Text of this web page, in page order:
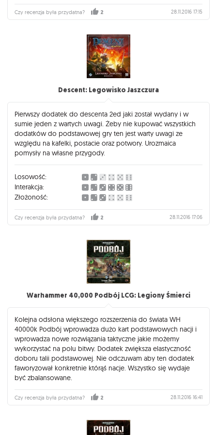
Czy recenzja była przydatna? 2 28.11.2016 17:15
Descent: Legowisko Jaszczura
Pierwszy dodatek do descenta 2ed jaki został wydany i w
sumie jeden z wartych uwagi. Żeby nie kupować wszystkich
dodatków do podstawowej gry ten jest warty uwagi ze
względu na kafelki, postacie oraz potwory. Urozmaica
pomysły na własne przygody.
Losowość:
Interakcja:
Złożoność:
Czy recenzja była przydatna? 2 28.11.2016 17:06
Warhammer 40,000 Podbój LCG: Legiony Śmierci
Kolejna odsłona większego rozszerzenia do świata WH
40000k Podbój wprowadza dużo kart podstawowych nacji i
wprowadza nowe rozwiązania taktyczne jakie możemy
wykorzystać na polu bitwy. Dodatek zwiększa elastyczność
doboru talii podstawowej. Nie odczuwam aby ten dodatek
faworyzował konkretnie którąś nacje. Wszystko się wydaje
być zbalansowane.
Czy recenzja była przydatna? 2 28.11.2016 16:41